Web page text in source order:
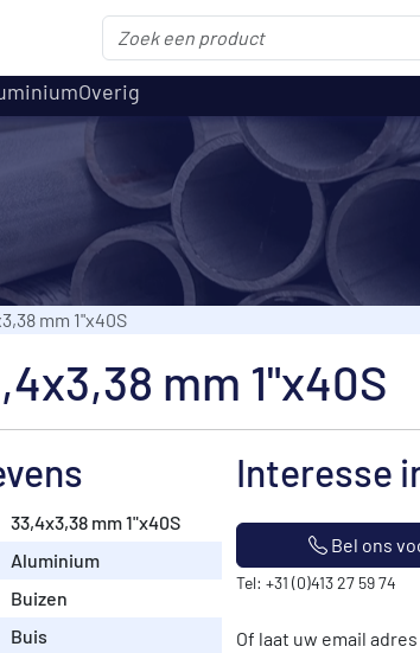
Overig
mm 1"x40S
mm 1"x40S
33,4x3,38 mm 1"x40S
Aluminium
Buizen
Buis
Interesse
Bel ons
Tel: +31 (0)413 27 59 74
Of laat uw email